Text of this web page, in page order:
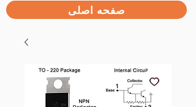
صفحه اصلی